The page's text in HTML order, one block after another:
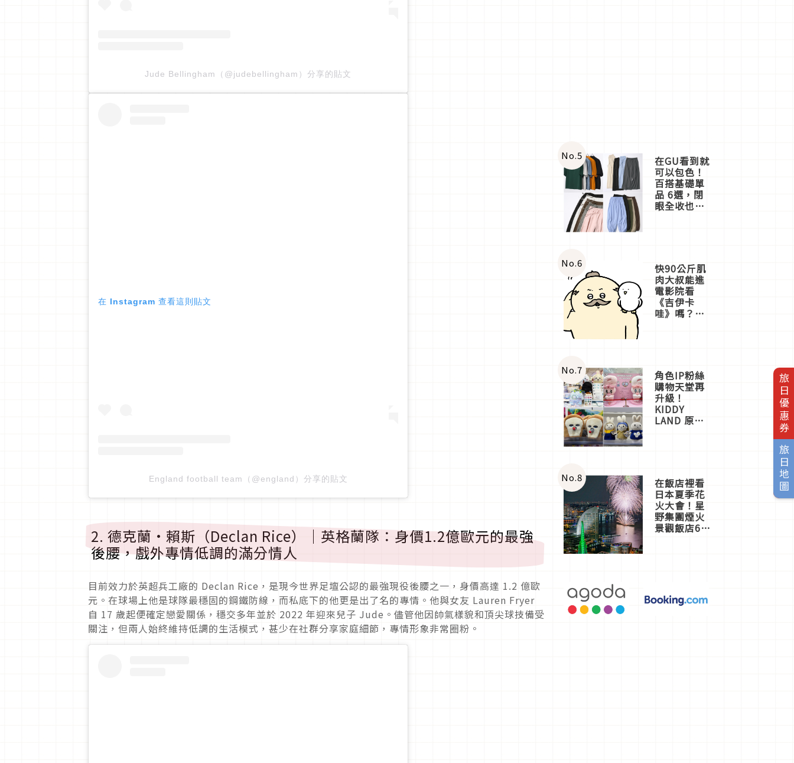
旅日優惠券
旅日地圖
Jude Bellingham（@judebellingham）分享的貼文
在 Instagram 查看這則貼文
England football team（@england）分享的貼文
2. 德克蘭·賴斯（Declan Rice）｜英格蘭隊：身價1.2億歐元的最強
後腰，戲外專情低調的滿分情人
目前效力於英超兵工廠的 Declan Rice，是現今世界足壇公認的最強現役後腰之一，身價高達 1.2 億歐
元。在球場上他是球隊最穩固的鋼鐵防線，而私底下的他更是出了名的專情。他與女友 Lauren Fryer
自 17 歲起便確定戀愛關係，穩交多年並於 2022 年迎來兒子 Jude。儘管他因帥氣樣貌和頂尖球技備受
關注，但兩人始終維持低調的生活模式，甚少在社群分享家庭細節，專情形象非常圈粉。
No.5 在GU看到就
可以包色！
百搭基礎單
品 6選，閉
眼全收也不
No.6 快90公斤肌
肉大叔能進
電影院看
《吉伊卡
哇》嗎？日
一同給出了
答案
No.7 角色IP粉絲
購物天堂再
升級！
KIDDY
LAND 原宿
店3分即達
No.8 在飯店裡看
日本夏季花
火大會！星
野集團煙火
景觀飯店6